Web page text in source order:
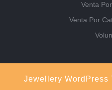
Venta
Venta Por
Jewellery WordPress